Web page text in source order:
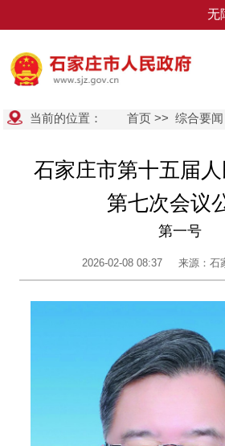
无
当前的位置： 首页 >>综合要闻
石家庄市第十五届
第七次会议
第一号
2026-02-08 08:37 来源：石